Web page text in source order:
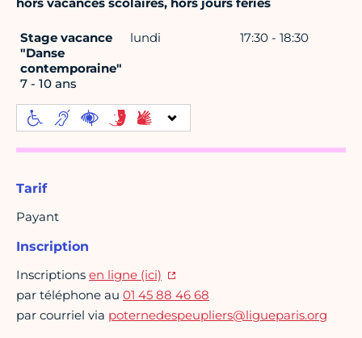
hors vacances scolaires, hors jours fériés
Stage vacance
"Danse
contemporaine"
7 - 10 ans
lundi 17:30 - 18:30
Tarif
Payant
Inscription
Inscriptions en ligne (ici)
par téléphone au 01 45 88 46 68
par courriel via poternedespeupliers@ligueparis.org